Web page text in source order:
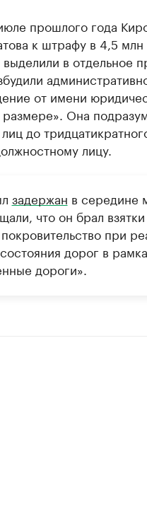
прошлого года
к штрафу в 4,5 млн
в отдельное
от имени
Она
до
лицу.
задержан в середине
что он брал взятки
при
дорог в
дороги».